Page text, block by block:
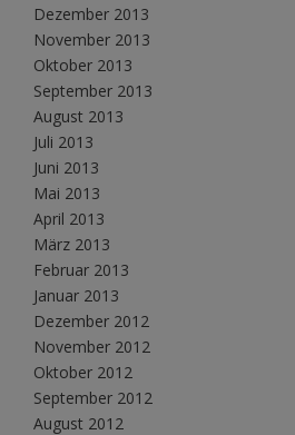
Dezember 2013
November 2013
Oktober 2013
September 2013
August 2013
Juli 2013
Juni 2013
Mai 2013
April 2013
März 2013
Februar 2013
Januar 2013
Dezember 2012
November 2012
Oktober 2012
September 2012
August 2012